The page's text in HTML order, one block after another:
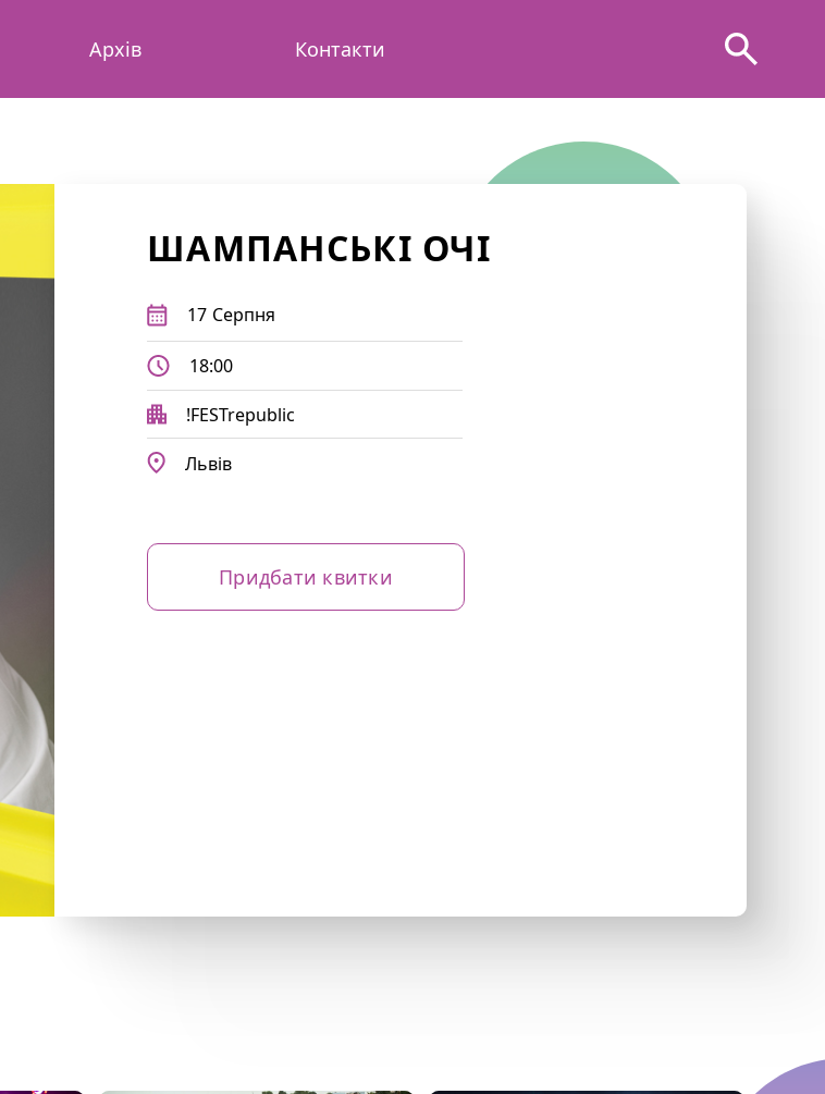
Архів Контакти
ШАМПАНСЬКІ ОЧІ
17 Серпня
18:00
!FESTrepublic
Львів
Придбати квитки